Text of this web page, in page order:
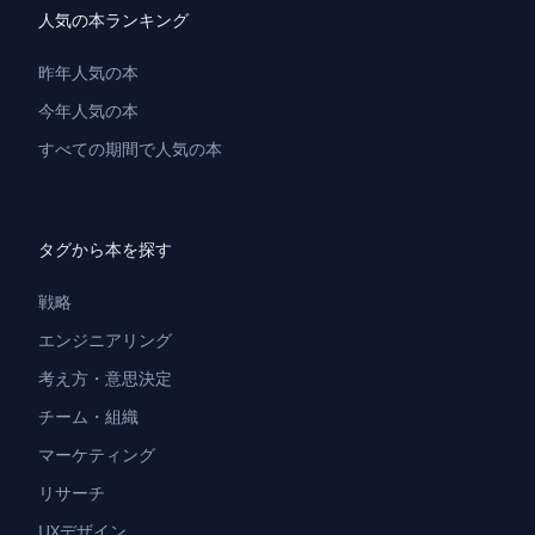
人気の本ランキング
昨年人気の本
今年人気の本
すべての期間で人気の本
タグから本を探す
戦略
エンジニアリング
考え方・意思決定
チーム・組織
マーケティング
リサーチ
UXデザイン